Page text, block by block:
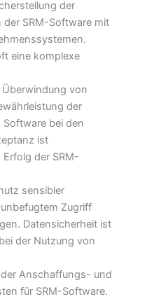
der
SRM-Software mit
eine komplexe
von
der
bei den
ist
der SRM-
sensibler
Zugriff
Datensicherheit ist
der Nutzung von
Anschaffungs- und
für SRM-Software.